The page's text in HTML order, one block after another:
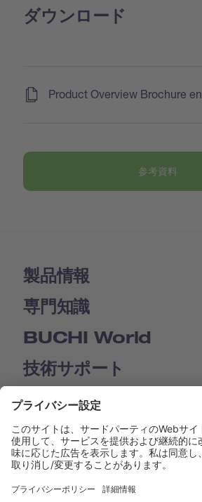
ダウンロード
Product Overview Brochure en
参考資料
製品情報
専門知識
BUCHI World
技術サポート
Shop
Contact us